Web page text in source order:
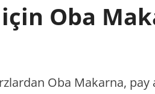
Oba
Oba Makarna, pay